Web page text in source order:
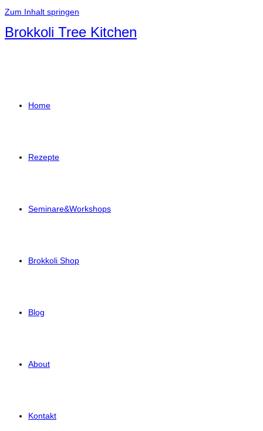
Zum Inhalt springen
Brokkoli Tree Kitchen
Home
Rezepte
Seminare&Workshops
Brokkoli Shop
Blog
About
Kontakt